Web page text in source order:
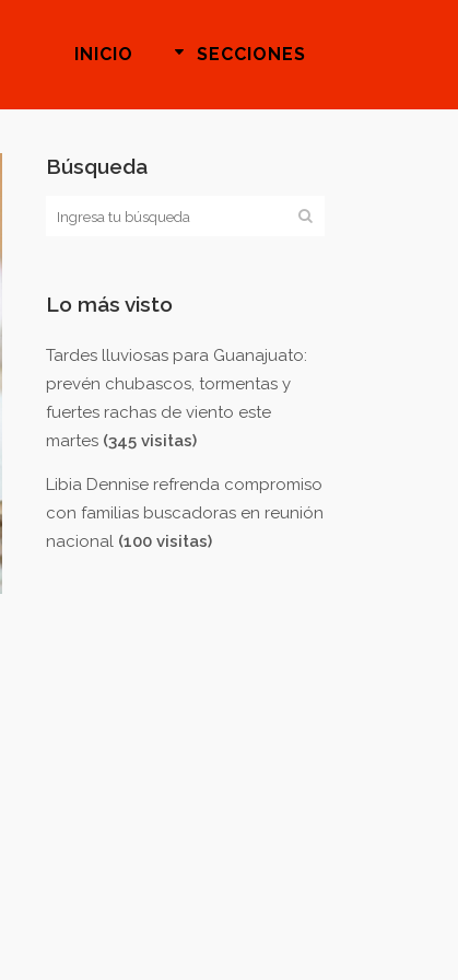
INICIO SECCIONES
Búsqueda
Lo más visto
Tardes lluviosas para Guanajuato:
prevén chubascos, tormentas y
fuertes rachas de viento este
martes (345 visitas)
Libia Dennise refrenda compromiso
con familias buscadoras en reunión
nacional (100 visitas)